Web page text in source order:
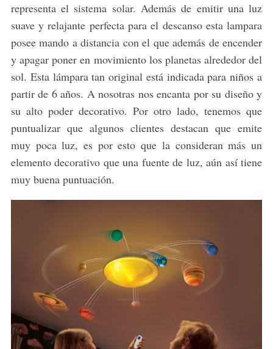
representa el sistema solar. Además de emitir una luz
suave y relajante perfecta para el descanso esta lampara
posee mando a distancia con el que además de encender
y apagar poner en movimiento los planetas alrededor del
sol. Esta lámpara tan original está indicada para niños a
partir de 6 años. A nosotras nos encanta por su diseño y
su alto poder decorativo. Por otro lado, tenemos que
puntualizar que algunos clientes destacan que emite
muy poca luz, es por esto que la consideran más un
elemento decorativo que una fuente de luz, aún así tiene
muy buena puntuación.